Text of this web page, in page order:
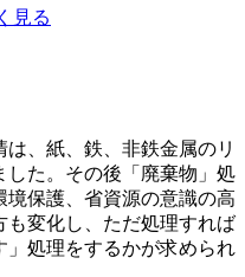
見る
、紙、鉄、非鉄金属のリ
た。その後「廃棄物」処
保護、省資源の意識の高
も変化し、ただ処理すれば
」処理をするかが求められ